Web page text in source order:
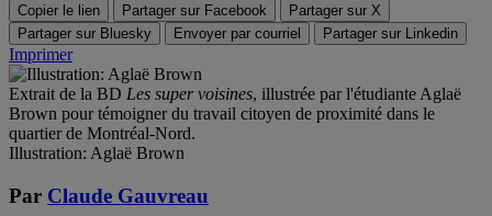
Copier le lien Partager sur Facebook
Partager sur X
Partager sur Bluesky
Envoyer par courriel Partager sur Linkedin
Imprimer
Extrait de la BD Les super voisines, illustrée par l'étudiante Aglaë
Brown pour témoigner du travail citoyen de proximité dans le
quartier de Montréal-Nord.
Illustration: Aglaë Brown
Par Claude Gauvreau